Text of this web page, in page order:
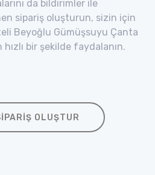
da bildirimler ile
sipariş oluşturun, sizin için
Beyoğlu Gümüşsuyu Çanta
bir şekilde faydalanın.
OLUŞTUR